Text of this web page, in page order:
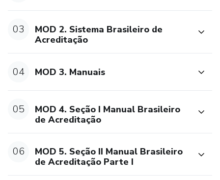
11. Qualidades do Auditor
12. Competências Necessárias
13. Preparação da Auditoria
15. Processo de Amostragem
Este curso é uma oportunidade única para desenvolver
ONA, contribuindo para a excelência e a segurança nos
serviços de saúde. Estamos ansiosos para guiá-los nesta
03
MOD 2. Sistema Brasileiro de
Acreditação
04 MOD 3. Manuais
05
MOD 4. Seção I Manual Brasileiro
de Acreditação
06
MOD 5. Seção II Manual Brasileiro
de Acreditação Parte I